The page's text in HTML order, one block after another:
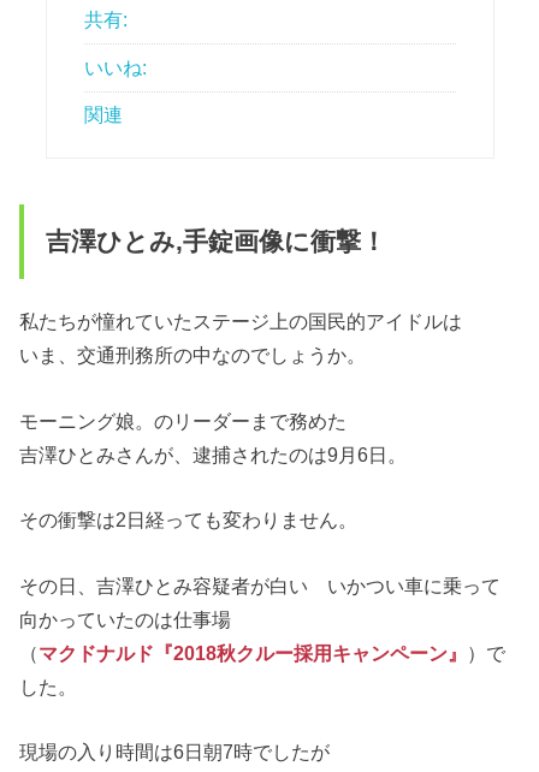
共有:
いいね:
関連
吉澤ひとみ,手錠画像に衝撃！
私たちが憧れていたステージ上の国民的アイドルは
いま、交通刑務所の中なのでしょうか。
モーニング娘。のリーダーまで務めた
吉澤ひとみさんが、逮捕されたのは9月6日。
その衝撃は2日経っても変わりません。
その日、吉澤ひとみ容疑者が白い いかつい車に乗って
向かっていたのは仕事場
（マクドナルド『2018秋クルー採用キャンペーン』 ）で
した。
現場の入り時間は6日朝7時でしたが